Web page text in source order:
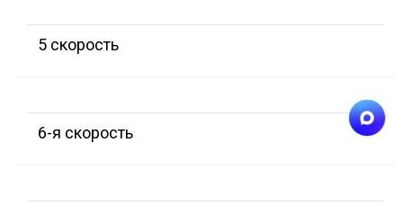
5 скорость
6-я скорость